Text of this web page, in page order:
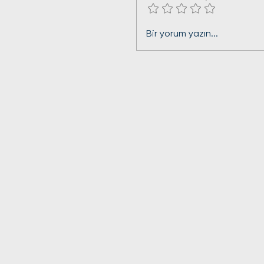
Beşiktaş Kombi Servisi:
Kombi ve Petek
Temizliğinin
Bir yorum yazın...